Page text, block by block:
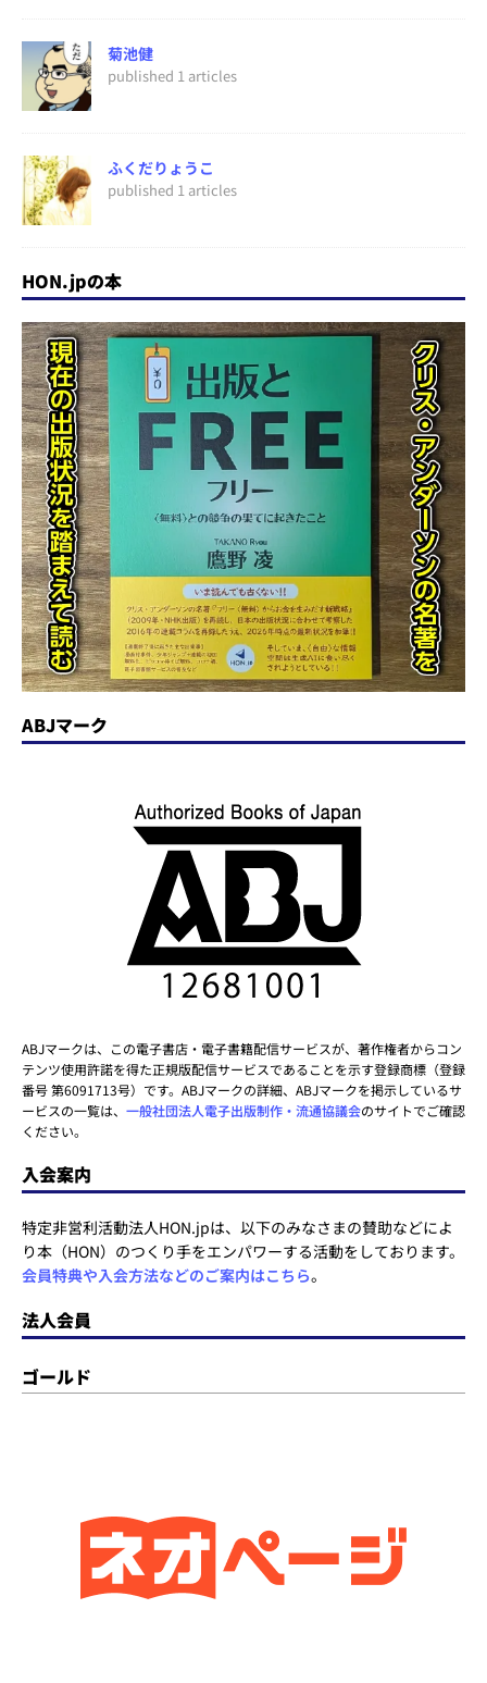
菊池健
published 1 articles
ふくだりょうこ
published 1 articles
HON.jpの本
ABJマーク
ABJマークは、この電子書店・電子書籍配信サービスが、著作権者からコン
テンツ使用許諾を得た正規版配信サービスであることを示す登録商標（登録
番号 第6091713号）です。ABJマークの詳細、ABJマークを掲示しているサ
ービスの一覧は、 一般社団法人電子出版制作・流通協議会のサイトでご確認
ください。
入会案内
特定非営利活動法人HON.jpは、以下のみなさまの賛助などによ
り本（HON）のつくり手をエンパワーする活動をしております。
会員特典や入会方法などのご案内はこちら。
法人会員
ゴールド